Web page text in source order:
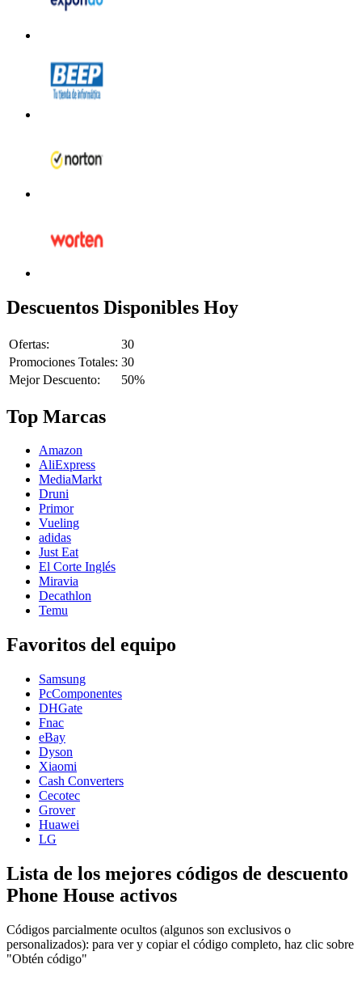
Descuentos Disponibles Hoy
Ofertas:
30
Promociones Totales: 30
Mejor Descuento:
50%
Top Marcas
Amazon
AliExpress
MediaMarkt
Druni
Primor
Vueling
adidas
Just Eat
El Corte Inglés
Miravia
Decathlon
Temu
Favoritos del equipo
Samsung
PcComponentes
DHGate
Fnac
eBay
Dyson
Xiaomi
Cash Converters
Cecotec
Grover
Huawei
LG
Lista de los mejores códigos de descuento
Phone House activos
Códigos parcialmente ocultos (algunos son exclusivos o
personalizados): para ver y copiar el código completo, haz clic sobre
"Obtén código"